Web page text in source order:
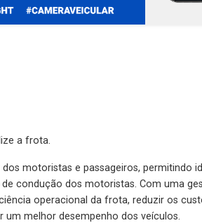
a frota.
motoristas e passageiros, permitindo
condução dos motoristas. Com uma
operacional da frota, reduzir os
melhor desempenho dos veículos.